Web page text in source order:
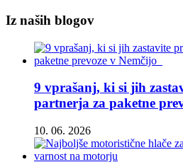
Iz naših blogov
9 vprašanj, ki si jih
partnerja za paketne
10. 06. 2026